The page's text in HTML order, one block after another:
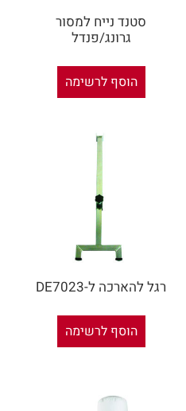
סטנד נייח למסור
גרונג/פנדל
הוסף לרשימה
רגל להארכה ל-DE7023
הוסף לרשימה